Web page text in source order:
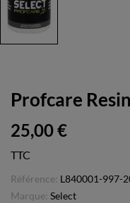
Profcare
25,00 €
TTC
Référence: L840001-997-
Marque: Select